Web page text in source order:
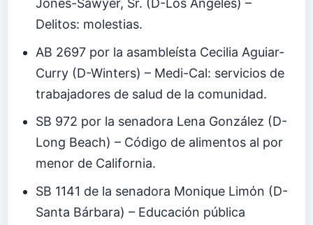
Delitos: molestias.
AB 2697 por la asambleísta Cecilia Aguiar-
Curry (D-Winters) – Medi-Cal: servicios de
trabajadores de salud de la comunidad.
SB 972 por la senadora Lena González (D-
Long Beach) – Código de alimentos al por
menor de California.
SB 1141 de la senadora Monique Limόn (D-
Santa Bárbara) – Educación pública